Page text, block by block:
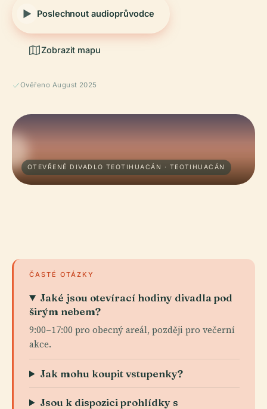
Poslechnout audioprůvodce
Zobrazit mapu
Ověřeno August 2025
OTEVŘENÉ DIVADLO TEOTIHUACÁN · TEOTIHUACÁN
ČASTÉ OTÁZKY
Jaké jsou otevírací hodiny divadla pod
širým nebem?
9:00–17:00 pro obecný areál, později pro večerní
akce.
Jak mohu koupit vstupenky?
Jsou k dispozici prohlídky s